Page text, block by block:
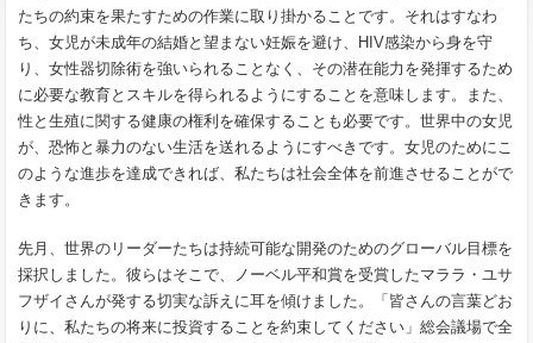
たちの約束を果たすための作業に取り掛かることです。それはすなわ
ち、女児が未成年の結婚と望まない妊娠を避け、HIV感染から身を守
り、女性器切除術を強いられることなく、その潜在能力を発揮するため
に必要な教育とスキルを得られるようにすることを意味します。また、
性と生殖に関する健康の権利を確保することも必要です。世界中の女児
が、恐怖と暴力のない生活を送れるようにすべきです。女児のためにこ
のような進歩を達成できれば、私たちは社会全体を前進させることがで
きます。
先月、世界のリーダーたちは持続可能な開発のためのグローバル目標を
採択しました。彼らはそこで、ノーベル平和賞を受賞したマララ・ユサ
フザイさんが発する切実な訴えに耳を傾けました。「皆さんの言葉どお
りに、私たちの将来に投資することを約束してください」総会議場で全